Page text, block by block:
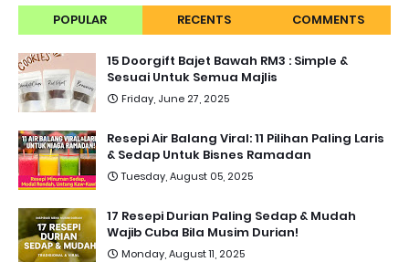
POPULAR RECENTS COMMENTS
15 Doorgift Bajet Bawah RM3 : Simple &
Sesuai Untuk Semua Majlis
Friday, June 27, 2025
Resepi Air Balang Viral: 11 Pilihan Paling Laris
& Sedap Untuk Bisnes Ramadan
Tuesday, August 05, 2025
17 Resepi Durian Paling Sedap & Mudah
Wajib Cuba Bila Musim Durian!
Monday, August 11, 2025